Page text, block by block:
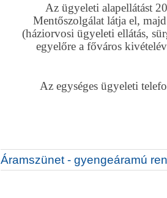
Az ügyeleti alapellátást
Mentőszolgálat látja el,
(háziorvosi ügyeleti ellátás,
egyelőre a főváros
Az egységes ügyeleti
Áramszünet - gyengeáramú